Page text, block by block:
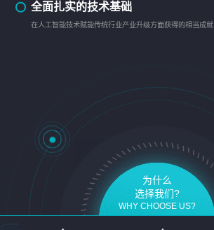
全面扎实的技术基础
在人工智能技术赋能传统行业产业升级方面获得的相当成就
为什么
选择我们?
WHY CHOOSE US?